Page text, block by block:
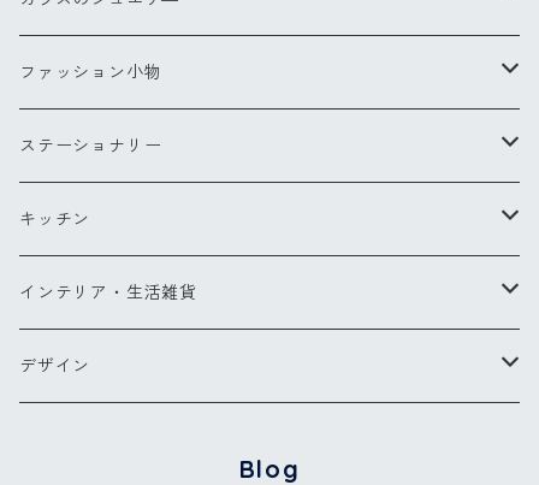
Sサイズ
Lサイズ
コンパクトブラシ
チークブラシ
ミラー
ヘアアクセサリー
リングXS(ナノ)
リングS
リングM
ペンダント
ピアス
ファッション小物
スカーフ
バッグ・ポーチ
バッグ
ポーチ
お財布・コインケース
メガネケース他
ステーショナリー
ペン
ポストカード
カードケース
キッチン
キッチンツール
エプロン
インテリア・生活雑貨
ブランケット
デザイン
Blog